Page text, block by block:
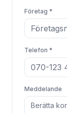
Företag *
Telefon *
Meddelande